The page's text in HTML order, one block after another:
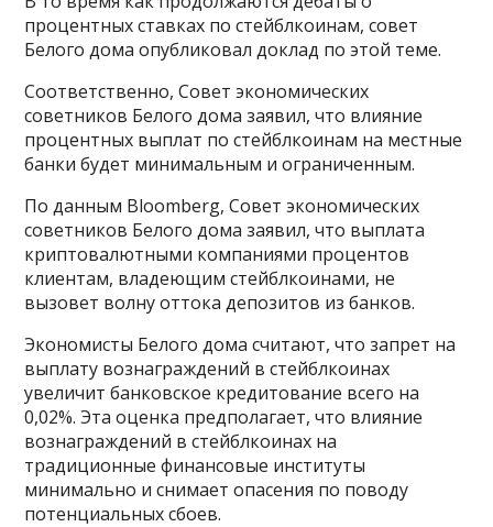
процентных ставках по стейблкоинам, совет
Белого дома опубликовал доклад по этой теме.
Соответственно, Совет экономических
советников Белого дома заявил, что влияние
процентных выплат по стейблкоинам на местные
банки будет минимальным и ограниченным.
По данным Bloomberg, Совет экономических
советников Белого дома заявил, что выплата
криптовалютными компаниями процентов
клиентам, владеющим стейблкоинами, не
вызовет волну оттока депозитов из банков.
Экономисты Белого дома считают, что запрет на
выплату вознаграждений в стейблкоинах
увеличит банковское кредитование всего на
0,02%. Эта оценка предполагает, что влияние
вознаграждений в стейблкоинах на
традиционные финансовые институты
минимально и снимает опасения по поводу
потенциальных сбоев.